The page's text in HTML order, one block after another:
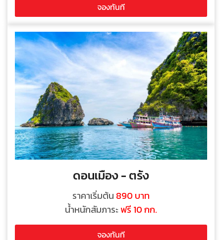
จองทันที
ดอนเมือง - ตรัง
ราคาเริ่มต้น 890 บาท
น้ำหนักสัมภาระฟรี 10 กก.
จองทันที